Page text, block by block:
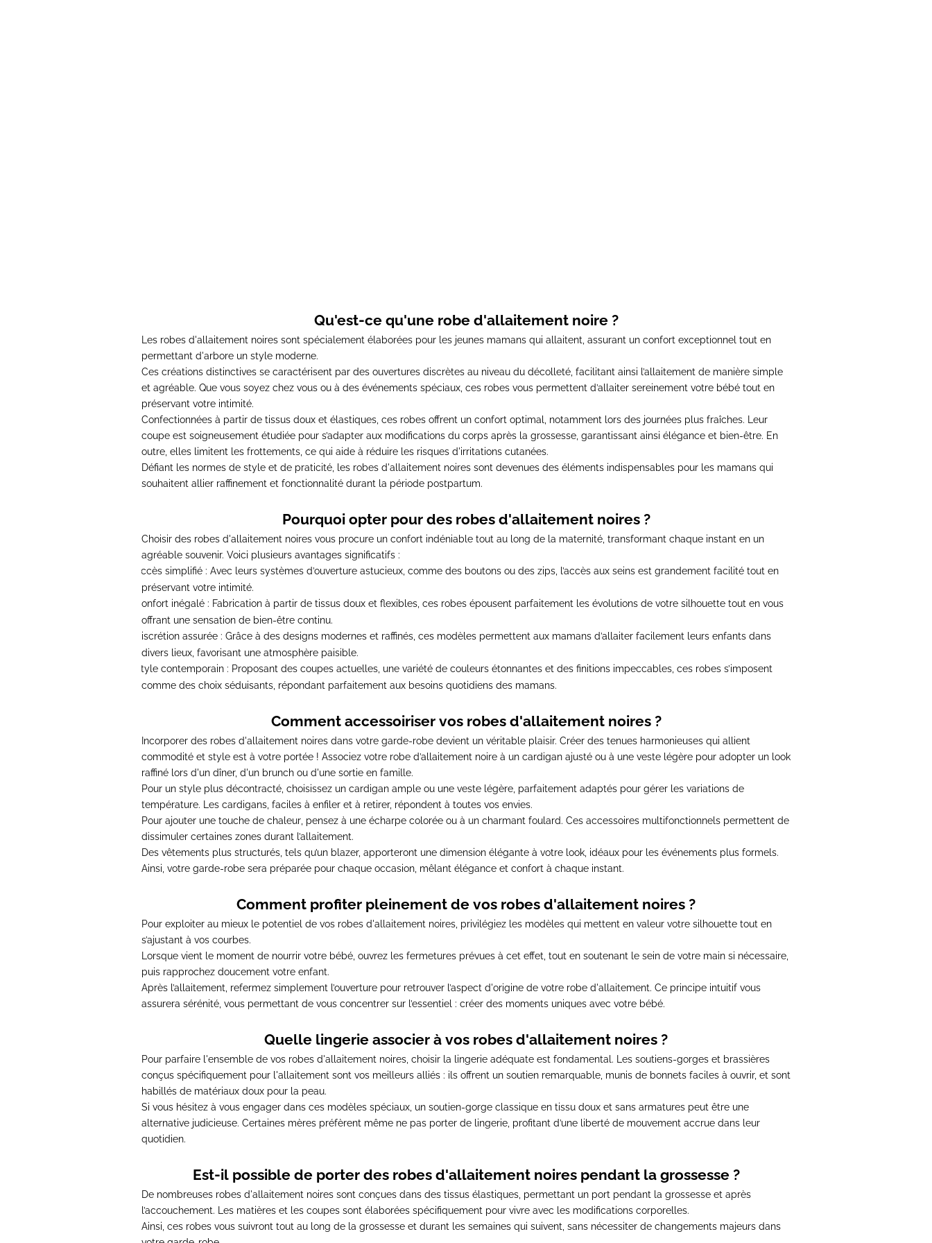
Qu'est-ce qu'une robe d'allaitement noire ?
Les robes d'allaitement noires sont spécialement élaborées pour les jeunes mamans qui allaitent , assurant un confort exceptionnel tout en
permettant d'arbore un style moderne.
Ces créations distinctives se caractérisent par des ouvertures discrètes au niveau du décolleté, facilitant ainsi l’allaitement de manière simple
et agréable. Que vous soyez chez vous ou à des événements spéciaux, ces robes vous permettent d’allaiter sereinement votre bébé tout en
préservant votre intimité.
Confectionnées à partir de tissus doux et élastiques, ces robes offrent un confort optimal, notamment lors des journées plus fraîches.
Leur
coupe est soigneusement étudiée pour s’adapter aux modifications du corps après la grossesse , garantissant ainsi élégance et bien-être. En
outre, elles limitent les frottements, ce qui aide à réduire les risques d'irritations cutanées.
Défiant les normes de style et de praticité,
les robes d'allaitement noires sont devenues des éléments indispensables pour les mamans qui
souhaitent allier raffinement et fonctionnalité durant la période postpartum.
Pourquoi opter pour des robes d'allaitement noires ?
Choisir des robes d'allaitement noires vous procure un confort indéniable tout au long de la maternité , transformant chaque instant en un
agréable souvenir. Voici plusieurs avantages significatifs :
Accès simplifié : Avec leurs systèmes d’ouverture astucieux, comme des boutons ou des zips, l’accès aux seins est grandement facilité tout en
préservant votre intimité.
Confort inégalé : Fabrication à partir de tissus doux et flexibles, ces robes épousent parfaitement les évolutions de votre silhouette tout en vous
offrant une sensation de bien-être continu.
Discrétion assurée : Grâce à des designs modernes et raffinés, ces modèles permettent aux mamans d’allaiter facilement leurs enfants dans
divers lieux, favorisant une atmosphère paisible.
Style contemporain : Proposant des coupes actuelles, une variété de couleurs étonnantes et des finitions impeccables, ces robes s’imposent
comme des choix séduisants, répondant parfaitement aux besoins quotidiens des mamans.
Comment accessoiriser vos robes d'allaitement noires ?
Incorporer des robes d'allaitement noires dans votre garde-robe devient un véritable plaisir. Créer des tenues harmonieuses qui allient
commodité et style est à votre portée ! Associez votre robe d’allaitement noire à un cardigan ajusté ou à une veste légère pour adopter un look
raffiné lors d'un dîner, d'un brunch ou d'une sortie en famille.
Pour un style plus décontracté , choisissez un cardigan ample ou une veste légère, parfaitement adaptés pour gérer les variations de
température. Les cardigans, faciles à enfiler et à retirer, répondent à toutes vos envies.
Pour ajouter une touche de chaleur , pensez à une écharpe colorée ou à un charmant foulard. Ces accessoires multifonctionnels permettent de
dissimuler certaines zones durant l’allaitement.
Des vêtements plus structurés, tels qu’un blazer, apporteront une dimension élégante à votre look, idéaux pour les événements plus formels.
Ainsi, votre garde-robe sera préparée pour chaque occasion, mêlant élégance et confort à chaque instant.
Comment profiter pleinement de vos robes d'allaitement noires ?
Pour exploiter au mieux le potentiel de vos robes d'allaitement noires, privilégiez les modèles qui mettent en valeur votre silhouette tout en
s’ajustant à vos courbes.
Lorsque vient le moment de nourrir votre bébé, ouvrez les fermetures prévues à cet effet , tout en soutenant le sein de votre main si nécessaire,
puis rapprochez doucement votre enfant.
Après l’allaitement, refermez simplement l’ouverture pour retrouver l’aspect d'origine de votre robe d'allaitement. Ce principe intuitif vous
assurera sérénité, vous permettant de vous concentrer sur l’essentiel : créer des moments uniques avec votre bébé.
Quelle lingerie associer à vos robes d'allaitement noires ?
Pour parfaire l'ensemble de vos robes d'allaitement noires, choisir la lingerie adéquate est fondamental.
Les soutiens-gorges et brassières
conçus spécifiquement pour l'allaitement sont vos meilleurs alliés : ils offrent un soutien remarquable, munis de bonnets faciles à ouvrir, et sont
habillés de matériaux doux pour la peau.
Si vous hésitez à vous engager dans ces modèles spéciaux, un soutien-gorge classique en tissu doux et sans armatures peut être une
alternative judicieuse. Certaines mères préfèrent même ne pas porter de lingerie, profitant d’une liberté de mouvement accrue dans leur
quotidien.
Est-il possible de porter des robes d'allaitement noires pendant la grossesse ?
De nombreuses robes d'allaitement noires sont conçues dans des tissus élastiques, permettant un port pendant la grossesse et après
l’accouchement. Les matières et les coupes sont élaborées spécifiquement pour vivre avec les modifications corporelles.
Ainsi, ces robes vous suivront tout au long de la grossesse et durant les semaines qui suivent , sans nécessiter de changements majeurs dans